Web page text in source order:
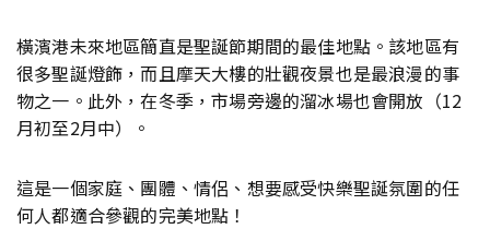
橫濱港未來地區簡直是聖誕節期間的最佳地點。該地區有
很多聖誕燈飾，而且摩天大樓的壯觀夜景也是最浪漫的事
物之一。此外，在冬季，市場旁邊的溜冰場也會開放（12
月初至2月中）。
這是一個家庭、團體、情侶、想要感受快樂聖誕氛圍的任
何人都適合參觀的完美地點！